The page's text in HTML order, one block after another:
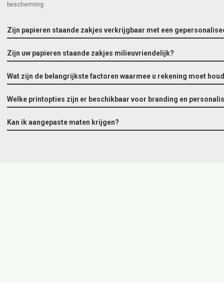
bescherming.
Zijn papieren staande zakjes verkrijgbaar met een
Zijn uw papieren staande zakjes milieuvriendelijk?
Wat zijn de belangrijkste factoren waarmee u rekening moet
Welke printopties zijn er beschikbaar voor branding en
Kan ik aangepaste maten krijgen?